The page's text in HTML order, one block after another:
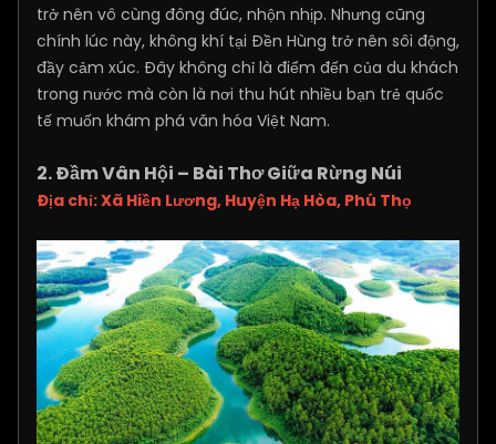
trở nên vô cùng đông đúc, nhộn nhịp. Nhưng cũng
chính lúc này, không khí tại Đền Hùng trở nên sôi động,
đầy cảm xúc. Đây không chỉ là điểm đến của du khách
trong nước mà còn là nơi thu hút nhiều bạn trẻ quốc
tế muốn khám phá văn hóa Việt Nam.
2. Đầm Vân Hội – Bài Thơ Giữa Rừng Núi
Địa chỉ: Xã Hiền Lương, Huyện Hạ Hòa, Phú Thọ